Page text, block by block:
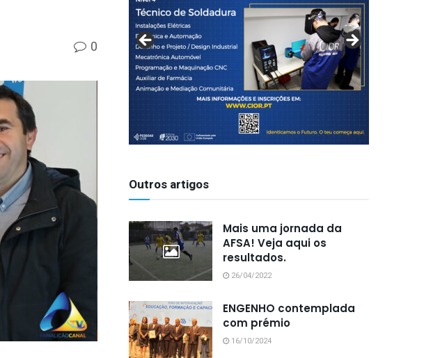
0
Outros artigos
Mais uma jornada da
AFSA! Veja aqui os
resultados.
26/04/2022
ENGENHO contemplada
com prémio
16/10/2024